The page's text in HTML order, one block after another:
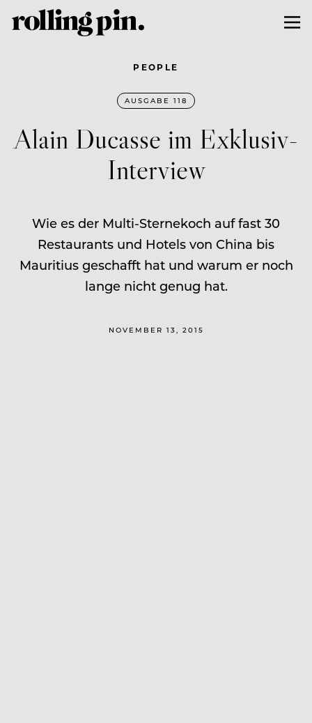
PEOPLE
AUSGABE 118
Alain Ducasse im Exklusiv-
Interview
Wie es der Multi-Sternekoch auf fast 30
Restaurants und Hotels von China bis
Mauritius geschafft hat und warum er noch
lange nicht genug hat.
NOVEMBER 13, 2015